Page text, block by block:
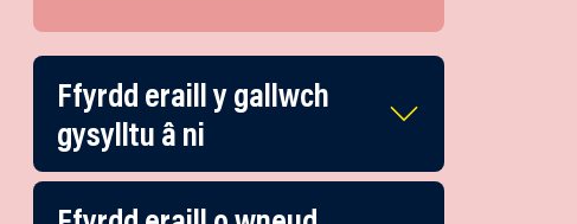
Ffyrdd eraill y gallwch
gysylltu â ni